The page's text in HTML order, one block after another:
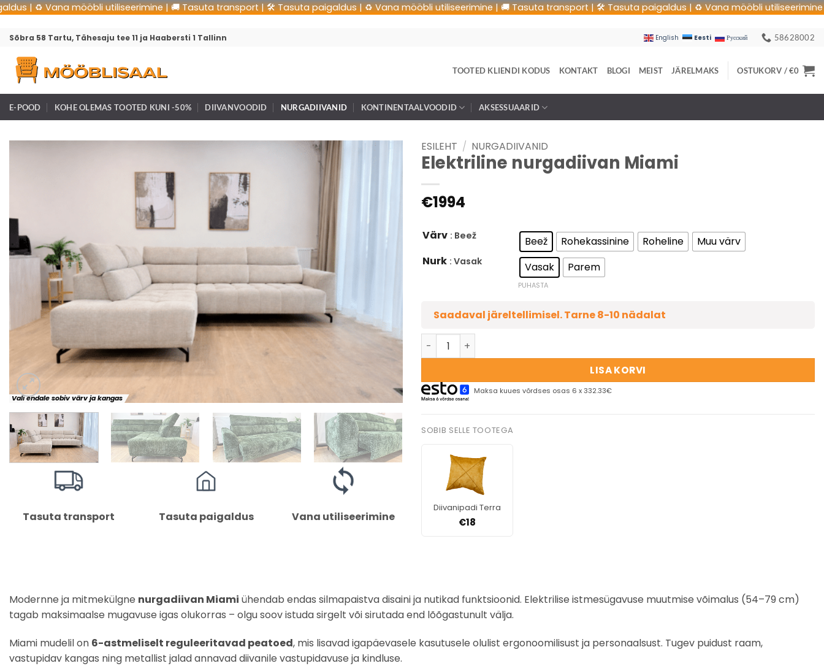
| 🚚 Tasuta transport | 🛠 Tasuta paigaldus | ♻️ Vana mööbli utiliseerimine | 🚚 Tasuta transport | 🛠 Tasuta paigaldus | ♻️ Vana
Sõbra 58 Tartu, Tähesaju tee 11 ja Haabersti 1 Tallinn English Eesti Русский 58628002
TOOTED KLIENDI KODUS KONTAKT BLOGI MEIST JÄRELMAKS OSTUKORV /€0
E-POOD KOHE OLEMAS TOOTED KUNI -50% DIIVANVOODID NURGADIIVANID KONTINENTAALVOODID AKSESSUAARID
Vali endale sobiv värv ja kangas
Tasuta transport Tasuta paigaldus Vana utiliseerimine
ESILEHT / NURGADIIVANID
Elektriline nurgadiivan Miami
€1994
Värv : Beež Beež Rohekassinine Roheline
Muu värv
Nurk : Vasak Vasak Parem
PUHASTA
Saadaval järeltellimisel. Tarne 8-10 nädalat
LISA KORVI
Maksa kuues võrdses osas 6 x 332.33€
SOBIB SELLE TOOTEGA
Diivanipadi Terra
€18
Modernne ja mitmekülgne nurgadiivan Miami ühendab endas silmapaistva disaini ja nutikad funktsioonid. Elektrilise istmesügavuse muutmise võimalus (54–79 cm)
tagab maksimaalse mugavuse igas olukorras – olgu soov istuda sirgelt või sirutada end lõõgastunult välja.
Miami mudelil on 6-astmeliselt reguleeritavad peatoed, mis lisavad igapäevasele kasutusele olulist ergonoomilisust ja personaalsust. Tugev puidust raam,
vastupidav kangas ning metallist jalad annavad diivanile vastupidavuse ja kindluse.